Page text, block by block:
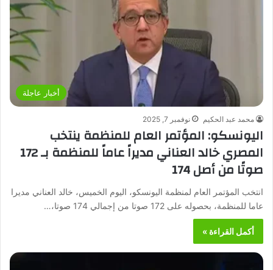
أخبار عاجلة
محمد عبد الحكيم نوفمبر 7, 2025
اليونسكو: المؤتمر العام للمنظمة ينتخب
المصري خالد العناني مديراً عاماً للمنظمة بـ 172
صوتًا من أصل 174
انتخب المؤتمر العام لمنظمة اليونسكو، اليوم الخميس، خالد العناني مديرا
عاما للمنظمة، بحصوله على 172 صوتا من إجمالي 174 صوتا،…
أكمل القراءة »